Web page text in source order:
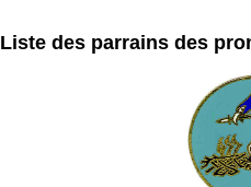
Liste des parrains des